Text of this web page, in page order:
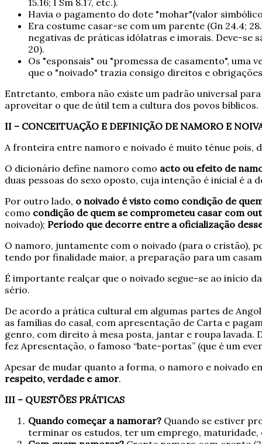
Havia o pagamento do dote "mohar"(valor
Era costume casar-se com um parente (Gn 24.4;
negativas de práticas idólatras e imorais. Deve-se
20).
Os "esponsais" ou "promessa de casamento", uma
que o "noivado" trazia consigo direitos e
Entretanto, embora não existe um padrão universal
aproveitar o que de útil tem a cultura dos povos bíblicos.
II – CONCEITUAÇÃO E DEFINIÇÃO DE NAMORO E
A fronteira entre namoro e noivado é muito ténue pois,
O dicionário define namoro como acto ou efeito de
duas pessoas do sexo oposto, cuja intenção é inicial é a
Por outro lado, o noivado é visto como condição de
como condição de quem se comprometeu casar com
noivado); Período que decorre entre a oficialização
O namoro, juntamente com o noivado (para o cristão),
tendo por finalidade maior, a preparação para um
É importante realçar que o noivado segue-se ao início
sério.
De acordo a prática cultural em algumas partes de
as famílias do casal, com apresentação de Carta e
genro, com direito à mesa posta, jantar e roupa lavada.
fez Apresentação, o famoso “bate-portas” (que é um
Apesar de mudar quanto a forma, o namoro e noivado
respeito, verdade e amor.
III – QUESTÕES PRÁTICAS
Quando começar a namorar? Quando se estiver
terminar os estudos, ter um emprego, maturidade,